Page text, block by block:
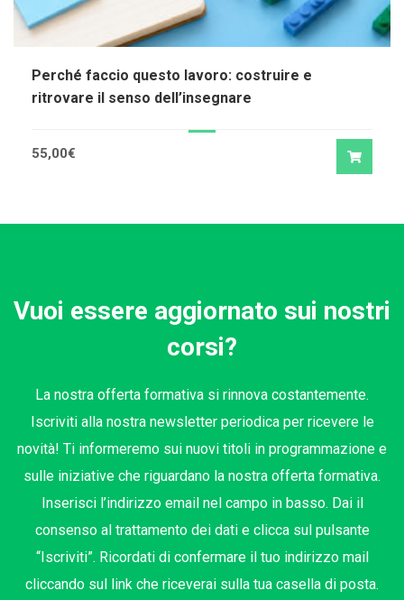
Perché faccio questo lavoro: costruire e
ritrovare il senso dell’insegnare
55,00€
Vuoi essere aggiornato sui nostri
corsi?
La nostra offerta formativa si rinnova costantemente.
Iscriviti alla nostra newsletter periodica per ricevere le
novità! Ti informeremo sui nuovi titoli in programmazione e
sulle iniziative che riguardano la nostra offerta formativa.
Inserisci l’indirizzo email nel campo in basso. Dai il
consenso al trattamento dei dati e clicca sul pulsante
“Iscriviti”. Ricordati di confermare il tuo indirizzo mail
cliccando sul link che riceverai sulla tua casella di posta.